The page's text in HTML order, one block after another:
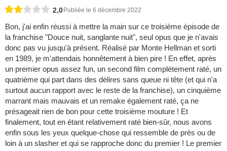
2,0 Publiée le 6 décembre 2022
Bon, j'ai enfin réussi à mettre la main sur ce troisième épisode de
la franchise "Douce nuit, sanglante nuit", seul opus que je n'avais
donc pas vu jusqu'à présent. Réalisé par Monte Hellman et sorti
en 1989, je m'attendais honnêtement à bien pire ! En effet, après
un premier opus assez fun, un second film complètement raté, un
quatrième qui part dans des délires sans queue ni tête (et qui n'a
surtout aucun rapport avec le reste de la franchise), un cinquième
marrant mais mauvais et un remake également raté, ça ne
présageait rien de bon pour cette troisième mouture ! Et
finalement, tout en étant relativement raté bien-sûr, nous avons
enfin sous les yeux quelque-chose qui ressemble de près ou de
loin à un slasher et qui se rapproche donc du premier ! Le premier